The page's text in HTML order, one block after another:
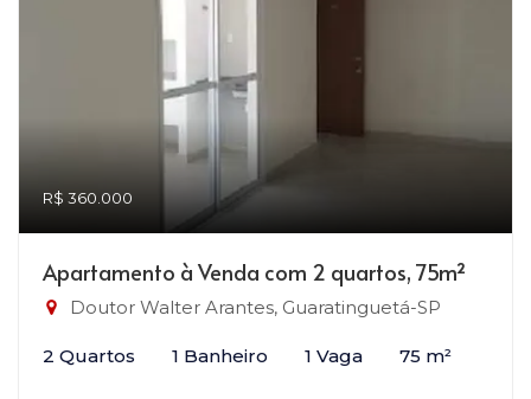
R$ 360.000
Apartamento à Venda com 2 quartos, 75m²
Doutor Walter Arantes, Guaratinguetá-SP
2 Quartos 1 Banheiro 1 Vaga 75 m²